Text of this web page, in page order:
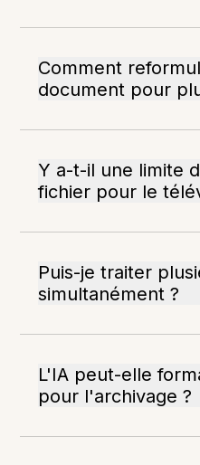
Comment
document pour
Y a-t-il une limite
fichier pour le
Puis-je traiter
simultanément ?
L'IA peut-elle
pour l'archivage ?